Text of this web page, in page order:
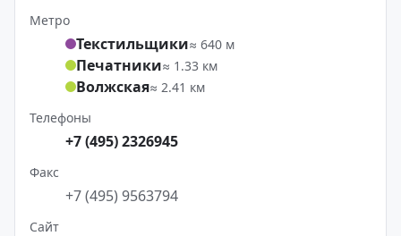
Метро
Текстильщики≈ 640 м
Печатники≈ 1.33 км
Волжская≈ 2.41 км
Телефоны
+7 (495) 2326945
Факс
+7 (495) 9563794
Сайт